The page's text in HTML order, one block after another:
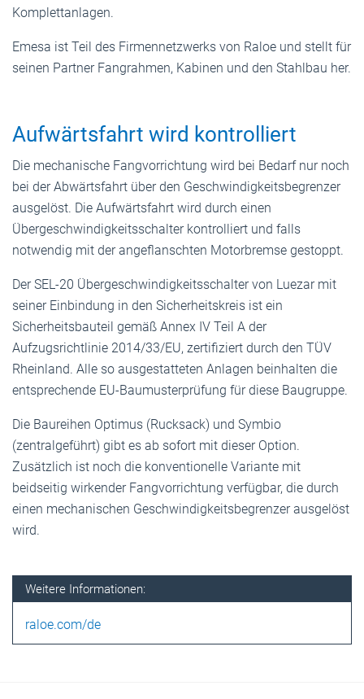
Komplettanlagen.
Emesa ist Teil des Firmennetzwerks von Raloe und stellt für
seinen Partner Fangrahmen, Kabinen und den Stahlbau her.
Aufwärtsfahrt wird kontrolliert
Die mechanische Fangvorrichtung wird bei Bedarf nur noch
bei der Abwärtsfahrt über den Geschwindigkeitsbegrenzer
ausgelöst. Die Aufwärtsfahrt wird durch einen
Übergeschwindigkeitsschalter kontrolliert und falls
notwendig mit der angeflanschten Motorbremse gestoppt.
Der SEL-20 Übergeschwindigkeitsschalter von Luezar mit
seiner Einbindung in den Sicherheitskreis ist ein
Sicherheitsbauteil gemäß Annex IV Teil A der
Aufzugsrichtlinie 2014/33/EU, zertifiziert durch den TÜV
Rheinland. Alle so ausgestatteten Anlagen beinhalten die
entsprechende EU-Baumusterprüfung für diese Baugruppe.
Die Baureihen Optimus (Rucksack) und Symbio
(zentralgeführt) gibt es ab sofort mit dieser Option.
Zusätzlich ist noch die konventionelle Variante mit
beidseitig wirkender Fangvorrichtung verfügbar, die durch
einen mechanischen Geschwindigkeitsbegrenzer ausgelöst
wird.
Weitere Informationen:
raloe.com/de